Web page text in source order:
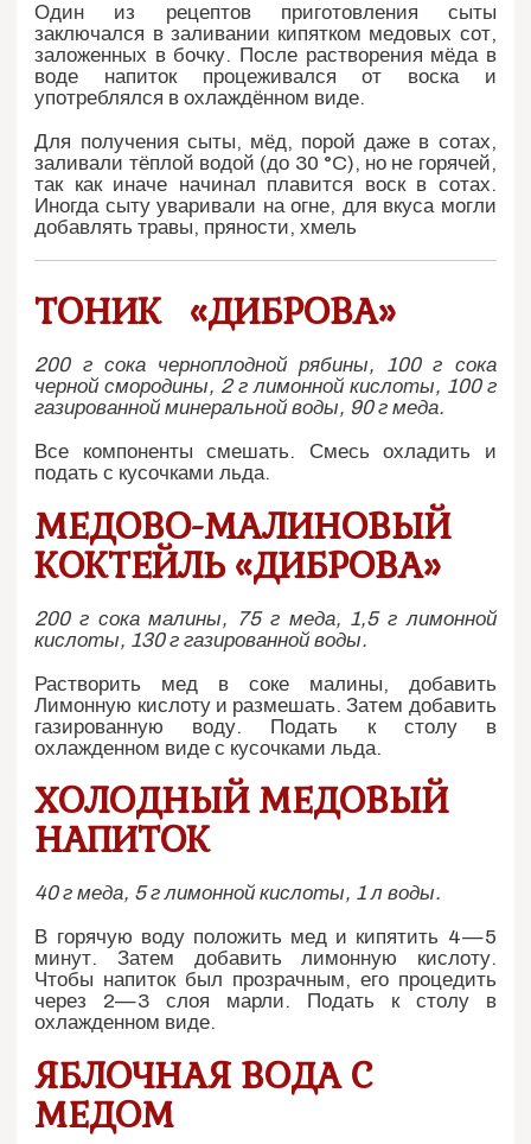
Один из рецептов приготовления сыты
заключался в заливании кипятком медовых сот,
заложенных в бочку. После растворения мёда в
воде напиток процеживался от воска и
употреблялся в охлаждённом виде.
Для получения сыты, мёд, порой даже в сотах,
заливали тёплой водой (до 30 °C), но не горячей,
так как иначе начинал плавится воск в сотах.
Иногда сыту уваривали на огне, для вкуса могли
добавлять травы, пряности, хмель
ТОНИК «ДИБРОВА»
200 г сока черноплодной рябины, 100 г сока
черной смородины, 2 г лимонной кислоты, 100 г
газированной минеральной воды, 90 г меда.
Все компоненты смешать. Смесь охладить и
подать с кусочками льда.
МЕДОВО-МАЛИНОВЫЙ
КОКТЕЙЛЬ «ДИБРОВА»
200 г сока малины, 75 г меда, 1,5 г лимонной
кислоты, 130 г газированной воды.
Растворить мед в соке малины, добавить
Лимонную кислоту и размешать. Затем добавить
газированную воду. Подать к столу в
охлажденном виде с кусочками льда.
ХОЛОДНЫЙ МЕДОВЫЙ
НАПИТОК
40 г меда, 5 г лимонной кислоты, 1 л воды.
В горячую воду положить мед и кипятить 4—5
минут. Затем добавить лимонную кислоту.
Чтобы напиток был прозрачным, его процедить
через 2—3 слоя марли. Подать к столу в
охлажденном виде.
ЯБЛОЧНАЯ ВОДА С
МЕДОМ